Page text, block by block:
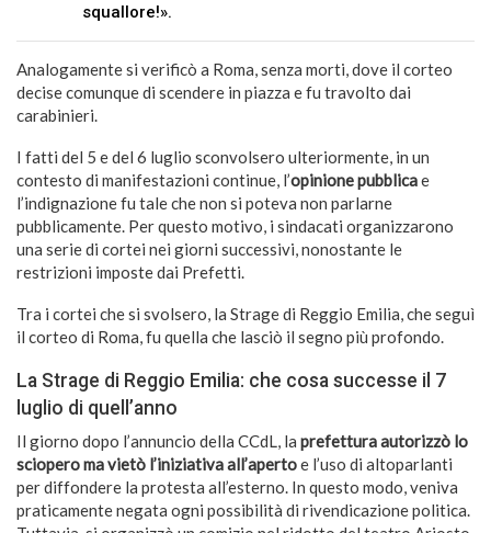
squallore!».
Analogamente si verificò a Roma, senza morti, dove il corteo
decise comunque di scendere in piazza e fu travolto dai
carabinieri.
I fatti del 5 e del 6 luglio sconvolsero ulteriormente, in un
contesto di manifestazioni continue, l’opinione pubblicae
l’indignazione fu tale che non si poteva non parlarne
pubblicamente. Per questo motivo, i sindacati organizzarono
una serie di cortei nei giorni successivi, nonostante le
restrizioni imposte dai Prefetti.
Tra i cortei che si svolsero, la Strage di Reggio Emilia, che seguì
il corteo di Roma, fu quella che lasciò il segno più profondo.
La Strage di Reggio Emilia: che cosa successe il 7
luglio di quell’anno
Il giorno dopo l’annuncio della CCdL, la prefettura autorizzò lo
sciopero ma vietò l’iniziativa all’apertoe l’uso di altoparlanti
per diffondere la protesta all’esterno. In questo modo, veniva
praticamente negata ogni possibilità di rivendicazione politica.